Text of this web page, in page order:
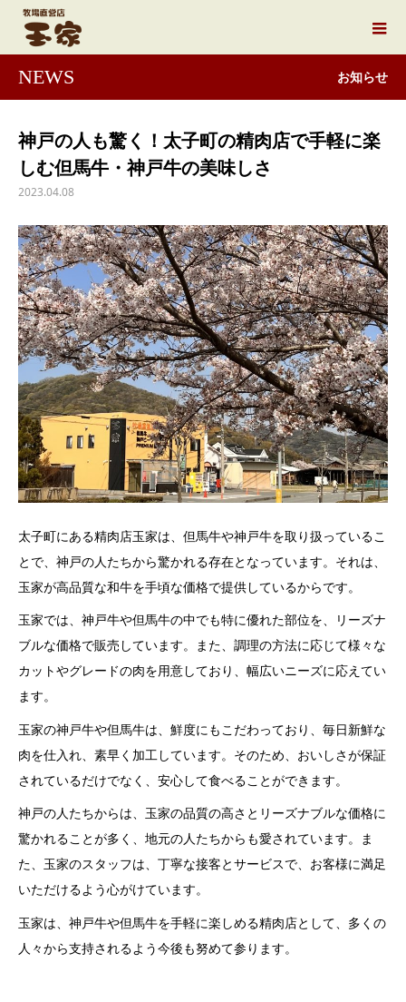
NEWS お知らせ
神戸の人も驚く！太子町の精肉店で手軽に楽
しむ但馬牛・神戸牛の美味しさ
2023.04.08
太子町にある精肉店玉家は、但馬牛や神戸牛を取り扱っているこ
とで、神戸の人たちから驚かれる存在となっています。それは、
玉家が高品質な和牛を手頃な価格で提供しているからです。
玉家では、神戸牛や但馬牛の中でも特に優れた部位を、リーズナ
ブルな価格で販売しています。また、調理の方法に応じて様々な
カットやグレードの肉を用意しており、幅広いニーズに応えてい
ます。
玉家の神戸牛や但馬牛は、鮮度にもこだわっており、毎日新鮮な
肉を仕入れ、素早く加工しています。そのため、おいしさが保証
されているだけでなく、安心して食べることができます。
神戸の人たちからは、玉家の品質の高さとリーズナブルな価格に
驚かれることが多く、地元の人たちからも愛されています。ま
た、玉家のスタッフは、丁寧な接客とサービスで、お客様に満足
いただけるよう心がけています。
玉家は、神戸牛や但馬牛を手軽に楽しめる精肉店として、多くの
人々から支持されるよう今後も努めて参ります。